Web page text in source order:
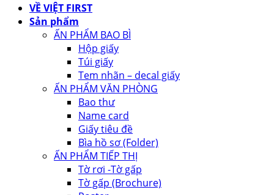
VỀ VIỆT FIRST
Sản phẩm
ẤN PHẨM BAO BÌ
Hộp giấy
Túi giấy
Tem nhãn – decal giấy
ẤN PHẨM VĂN PHÒNG
Bao thư
Name card
Giấy tiêu đề
Bìa hồ sơ (Folder)
ẤN PHẨM TIẾP THỊ
Tờ rơi -Tờ gấp
Tờ gấp (Brochure)